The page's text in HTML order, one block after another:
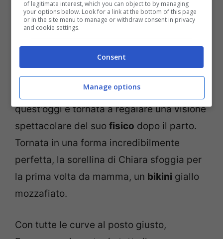
Dopo un po’ di trekking (o meglio
passeggiate rilassanti con il piccolo Edo in
braccio), la bellissimaFrancesca Ferragni
ha avuto modo di fare anche qualche tuffo
in piscina. E se fino ad ora si era mostrata
con un casto costume intero rosa,
quest’oggi è tornata a regalare una visione
spettacolare del suo fisico dopo il parto.
Tornata in una forma incredibilmente
perfetta, la sorellina di Chiara sfoggia per
la prima volta da mamma, un bikini giallo
mozzafiato.
Con tutte le curve al posto giusto,
of legitimate interest, which you can object to by managing
your options below. Look for a link at the bottom of this page
or in the site menu to manage or withdraw consent in privacy
and cookie settings.
Consent
Manage options